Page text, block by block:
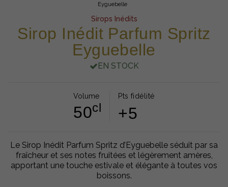
Eyguebelle
Sirops Inédits
Sirop Inédit Parfum Spritz
Eyguebelle
EN STOCK
Volume
50cl
Pts fidélité
+5
Le Sirop Inédit Parfum Spritz d’Eyguebelle séduit par sa
fraîcheur et ses notes fruitées et légèrement amères,
apportant une touche estivale et élégante à toutes vos
boissons.